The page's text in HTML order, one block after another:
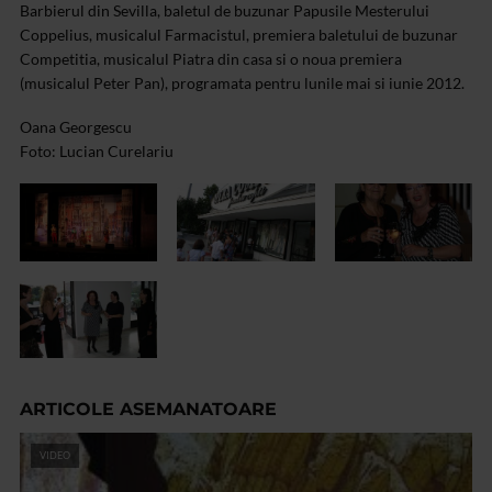
Barbierul din Sevilla, baletul de buzunar Papusile Mesterului
Coppelius, musicalul Farmacistul, premiera baletului de buzunar
Competitia, musicalul Piatra din casa si o noua premiera
(musicalul Peter Pan), programata pentru lunile mai si iunie 2012.
Oana Georgescu
Foto: Lucian Curelariu
ARTICOLE ASEMANATOARE
VIDEO